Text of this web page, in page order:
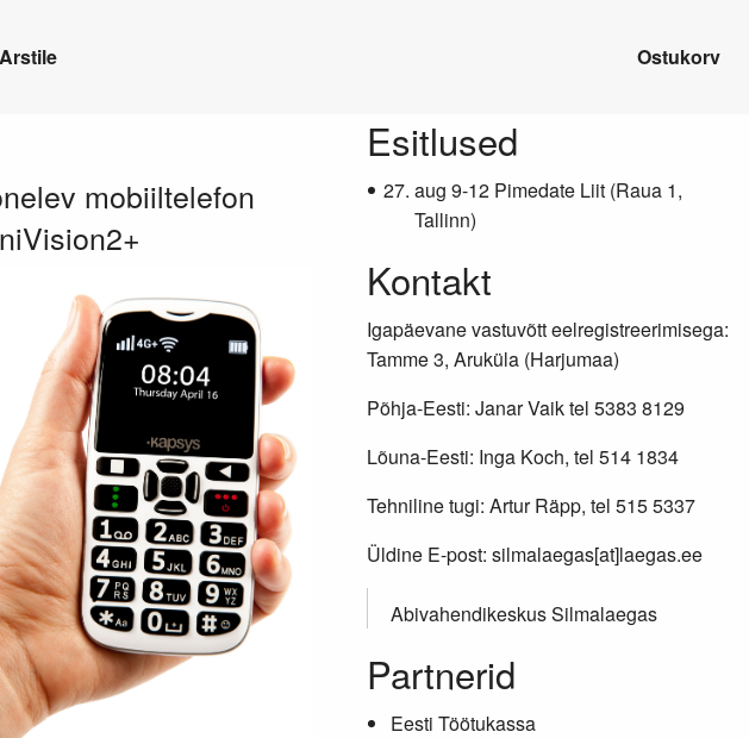
Arstile Ostukorv
mobiiltelefon
Lisainfo
Esitlused
aug 9-12 Pimedate Liit (Raua 1,
Tallinn)
Kontakt
Igapäevane vastuvõtt eelregistreerimisega:
Tamme 3, Aruküla (Harjumaa)
Põhja-Eesti: Janar Vaik tel 5383 8129
Lõuna-Eesti: Inga Koch, tel 514 1834
Tehniline tugi: Artur Räpp, tel 515 5337
Üldine E-post: silmalaegas[at]laegas.ee
Abivahendikeskus Silmalaegas
Partnerid
Eesti Töötukassa